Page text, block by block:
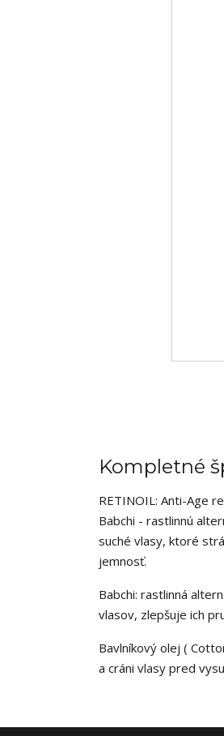
Kompletné
RETINOIL: Anti-Age
Babchi - rastlinnú
suché vlasy, ktoré
jemnosť.
Babchi: rastlinná
vlasov, zlepšuje ich
Bavlníkový olej (
a cráni vlasy pred